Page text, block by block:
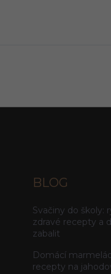
BLOG
Svačiny do školy:
zdravé recepty a
zabalit
Domácí
recepty na